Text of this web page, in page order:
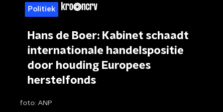
Politiek
Hans de Boer: Kabinet schaadt
internationale handelspositie
door houding Europees
herstelfonds
foto: ANP